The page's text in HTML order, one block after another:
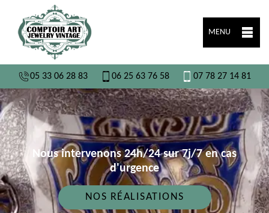
MENU
05 33 06 28 83 06 25 63 76 58 07 78 27 14 81
Nous intervenons 24h/24 sur 7j/7 en cas
d'urgence
NOS RÉALISATIONS